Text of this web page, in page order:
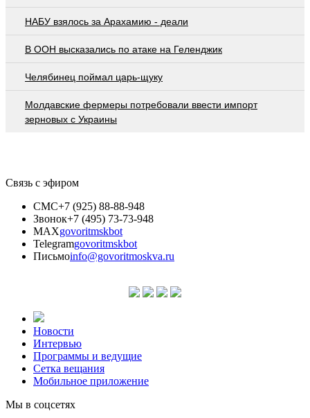
НАБУ взялось за Арахамию - деали
В ООН высказались по атаке на Геленджик
Челябинец поймал царь-щуку
Молдавские фермеры потребовали ввести импорт
зерновых с Украины
Связь с эфиром
СМС+7 (925) 88-88-948
Звонок+7 (495) 73-73-948
MAXgovoritmskbot
Telegramgovoritmskbot
Письмоinfo@govoritmoskva.ru
Новости
Интервью
Программы и ведущие
Сетка вещания
Мобильное приложение
Мы в соцсетях